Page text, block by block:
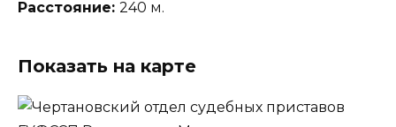
Расстояние: 240 м.
Показать на карте